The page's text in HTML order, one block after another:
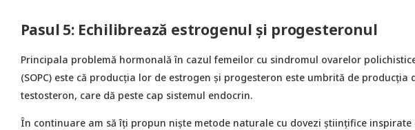
Pasul 5: Echilibrează estrogenul și progesteronul
Principala problemă hormonală în cazul femeilor cu sindromul ovarelor
(SOPC) este că producția lor de estrogen și progesteron este umbrită de producția
testosteron, care dă peste cap sistemul endocrin.
În continuare am să îți propun niște metode naturale cu dovezi științifice inspirate